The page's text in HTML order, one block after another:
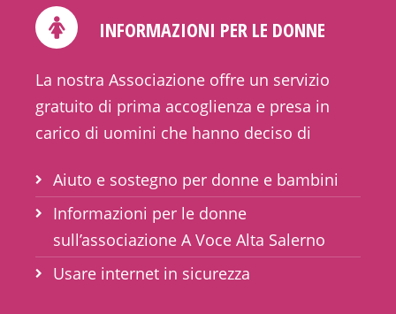
INFORMAZIONI PER LE DONNE
La nostra Associazione offre un servizio
gratuito di prima accoglienza e presa in
carico di uomini che hanno deciso di
Aiuto e sostegno per donne e bambini
Informazioni per le donne
sull’associazione A Voce Alta Salerno
Usare internet in sicurezza